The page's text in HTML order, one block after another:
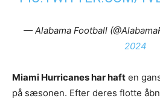
— Alabama Football
2024
Miami Hurricanes har haft en
på sæsonen. Efter deres flotte